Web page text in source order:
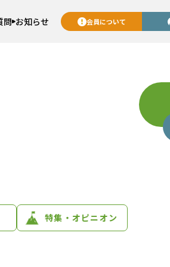
問 お知らせ 会員について
特集・オピニオン